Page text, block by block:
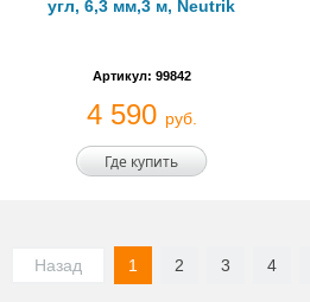
угл, 6,3 мм,3 м, Neutrik
Артикул: 99842
4 590 руб.
Где купить
Назад 1 2 3 4